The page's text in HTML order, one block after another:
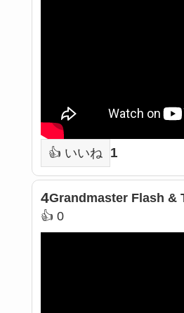
👍 いいね 1
4Grandmaster Flash &
👍 0